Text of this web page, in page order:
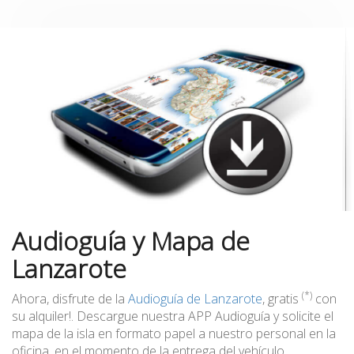
Audioguía y Mapa de
Lanzarote
Ahora, disfrute de la Audioguía de Lanzarote, gratis (*) con
su alquiler!. Descargue nuestra APP Audioguía y solicite el
mapa de la isla en formato papel a nuestro personal en la